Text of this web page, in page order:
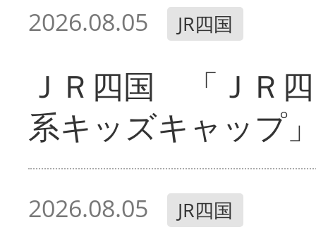
2026.08.05 JR四国
ＪＲ四国 「ＪＲ
系キッズキャップ
2026.08.05 JR四国